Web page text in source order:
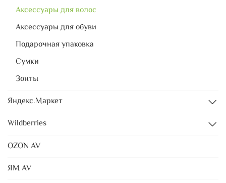
Аксессуары для волос
Аксессуары для обуви
Подарочная упаковка
Сумки
Зонты
Яндекс.Маркет
Wildberries
OZON AV
ЯМ AV